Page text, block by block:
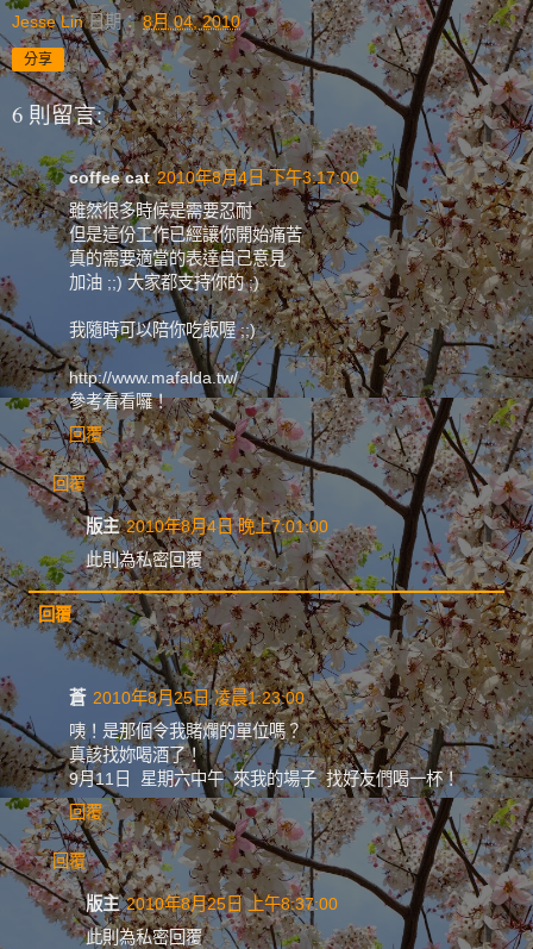
Jesse Lin 日期：8月 04, 2010
分享
6 則留言:
coffee cat 2010年8月4日 下午3:17:00
雖然很多時候是需要忍耐
但是這份工作已經讓你開始痛苦
真的需要適當的表達自己意見
加油 ;;) 大家都支持你的 ;)
我隨時可以陪你吃飯喔 ;;)
http://www.mafalda.tw/
參考看看囉！
回覆
回覆
版主 2010年8月4日 晚上7:01:00
此則為私密回覆
回覆
蒼 2010年8月25日 凌晨1:23:00
咦！是那個令我賭爛的單位嗎？
真該找妳喝酒了！
9月11日 星期六中午 來我的場子 找好友們喝一杯！
回覆
回覆
版主 2010年8月25日 上午8:37:00
此則為私密回覆